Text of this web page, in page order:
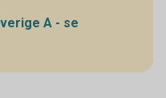
A - se